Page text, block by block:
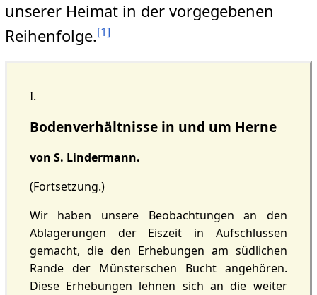
unserer Heimat in der vorgegebenen
Reihenfolge.[1]
I.
Bodenverhältnisse in und um Herne
von S. Lindermann.
(Fortsetzung.)
Wir haben unsere Beobachtungen an den
Ablagerungen der Eiszeit in Aufschlüssen
gemacht, die den Erhebungen am südlichen
Rande der Münsterschen Bucht angehören.
Diese Erhebungen lehnen sich an die weiter